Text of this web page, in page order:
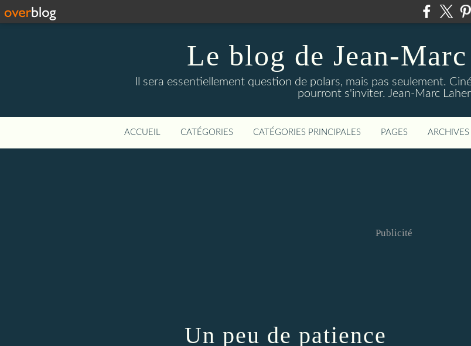
Le blog de Jean-
Il sera essentiellement question de polars, mais pas seulement.
pourront s'inviter. Jean-Marc
ACCUEIL CATÉGORIES CATÉGORIES PRINCIPALES PAGES ARCHIVES
Publicité
Un peu de patience